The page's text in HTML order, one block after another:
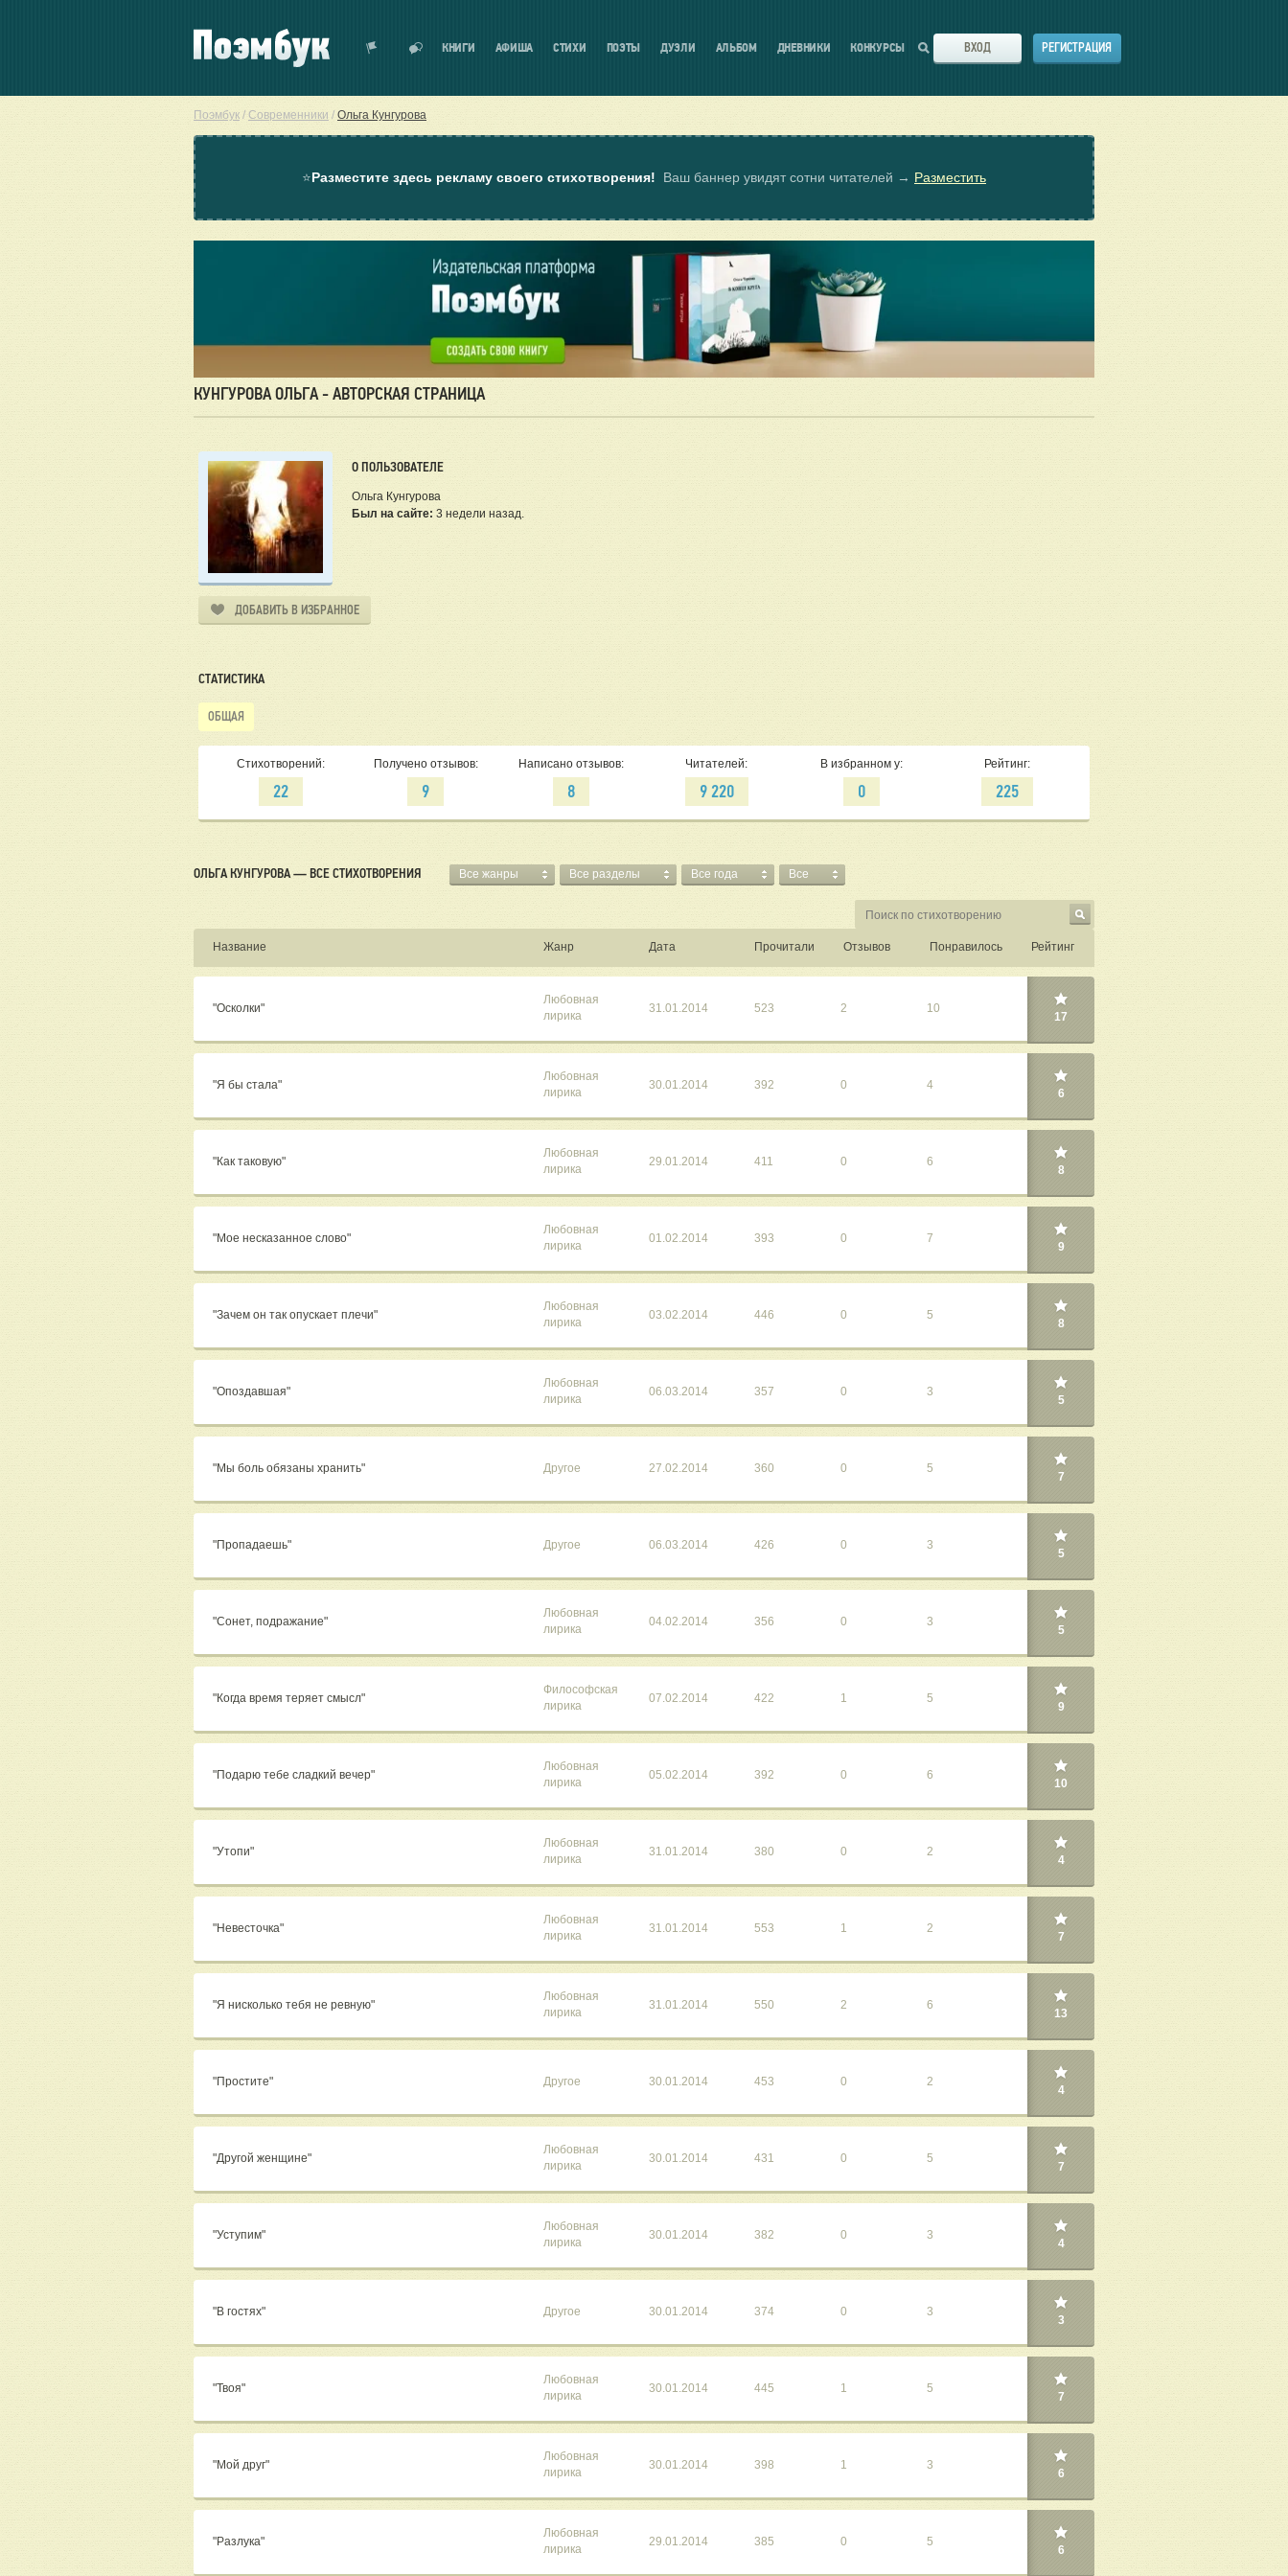
КНИГИ АФИША СТИХИ ПОЭТЫ ДУЭЛИ АЛЬБОМ ДНЕВНИКИ КОНКУРСЫ ВХОД РЕГИСТРАЦИЯ
Поэмбук / Современники / Ольга Кунгурова
⭐Разместите здесь рекламу своего стихотворения! Ваш баннер увидят сотни читателей → Разместить
КУНГУРОВА ОЛЬГА - АВТОРСКАЯ СТРАНИЦА
О ПОЛЬЗОВАТЕЛЕ
Ольга Кунгурова
Был на сайте: 3 недели назад.
ДОБАВИТЬ В ИЗБРАННОЕ
СТАТИСТИКА
ОБЩАЯ
Стихотворений:
22
Получено отзывов:
9
Написано отзывов:
8
Читателей:
9 220
В избранном у:
0
Рейтинг:
225
ОЛЬГА КУНГУРОВА — ВСЕ СТИХОТВОРЕНИЯ Все жанры Все разделы Все года Все
Название Жанр Дата Прочитали Отзывов Понравилось Рейтинг
"Осколки"
Любовная
лирика
31.01.2014 523 2 10
17
"Я бы стала"
Любовная
лирика
30.01.2014 392 0 4
6
"Как таковую"
Любовная
лирика
29.01.2014 411 0 6
8
"Мое несказанное слово"
Любовная
лирика
01.02.2014 393 0 7
9
"Зачем он так опускает плечи"
Любовная
лирика
03.02.2014 446 0 5
8
"Опоздавшая"
Любовная
лирика
06.03.2014 357 0 3
5
"Мы боль обязаны хранить" Другое 27.02.2014 360 0 5
7
"Пропадаешь" Другое 06.03.2014 426 0 3
5
"Сонет, подражание"
Любовная
лирика
04.02.2014 356 0 3
5
"Когда время теряет смысл"
Философская
лирика
07.02.2014 422 1 5
9
"Подарю тебе сладкий вечер"
Любовная
лирика
05.02.2014 392 0 6
10
"Утопи"
Любовная
лирика
31.01.2014 380 0 2
4
"Невесточка"
Любовная
лирика
31.01.2014 553 1 2
7
"Я нисколько тебя не ревную"
Любовная
лирика
31.01.2014 550 2 6
13
"Простите" Другое 30.01.2014 453 0 2
4
"Другой женщине"
Любовная
лирика
30.01.2014 431 0 5
7
"Уступим"
Любовная
лирика
30.01.2014 382 0 3
4
"В гостях" Другое 30.01.2014 374 0 3
3
"Твоя"
Любовная
лирика
30.01.2014 445 1 5
7
"Мой друг"
Любовная
лирика
30.01.2014 398 1 3
6
"Разлука"
Любовная
лирика
29.01.2014 385 0 5
6